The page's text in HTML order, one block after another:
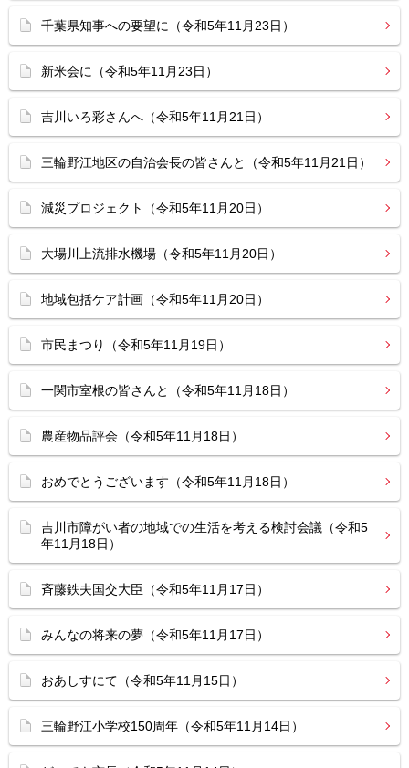
千葉県知事への要望に（令和5年11月23日）
新米会に（令和5年11月23日）
吉川いろ彩さんへ（令和5年11月21日）
三輪野江地区の自治会長の皆さんと（令和5年11月21日）
減災プロジェクト（令和5年11月20日）
大場川上流排水機場（令和5年11月20日）
地域包括ケア計画（令和5年11月20日）
市民まつり（令和5年11月19日）
一関市室根の皆さんと（令和5年11月18日）
農産物品評会（令和5年11月18日）
おめでとうございます（令和5年11月18日）
吉川市障がい者の地域での生活を考える検討会議（令和5
年11月18日）
斉藤鉄夫国交大臣（令和5年11月17日）
みんなの将来の夢（令和5年11月17日）
おあしすにて（令和5年11月15日）
三輪野江小学校150周年（令和5年11月14日）